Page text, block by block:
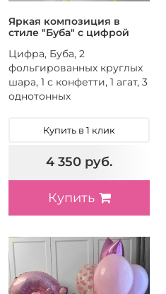
Яркая композиция в
стиле "Буба" с цифрой
Цифра, Буба, 2
фольгированных круглых
шара, 1 с конфетти, 1 агат, 3
однотонных
Купить в 1 клик
4 350 руб.
Купить